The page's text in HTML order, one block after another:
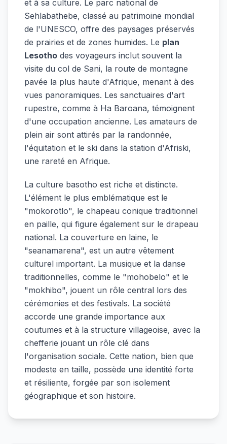
et à sa culture. Le parc national de
Sehlabathebe, classé au patrimoine mondial
de l'UNESCO, offre des paysages préservés
de prairies et de zones humides. Le plan
Lesotho des voyageurs inclut souvent la
visite du col de Sani, la route de montagne
pavée la plus haute d'Afrique, menant à des
vues panoramiques. Les sanctuaires d'art
rupestre, comme à Ha Baroana, témoignent
d'une occupation ancienne. Les amateurs de
plein air sont attirés par la randonnée,
l'équitation et le ski dans la station d'Afriski,
une rareté en Afrique.
La culture basotho est riche et distincte.
L'élément le plus emblématique est le
"mokorotlo", le chapeau conique traditionnel
en paille, qui figure également sur le drapeau
national. La couverture en laine, le
"seanamarena", est un autre vêtement
culturel important. La musique et la danse
traditionnelles, comme le "mohobelo" et le
"mokhibo", jouent un rôle central lors des
cérémonies et des festivals. La société
accorde une grande importance aux
coutumes et à la structure villageoise, avec la
chefferie jouant un rôle clé dans
l'organisation sociale. Cette nation, bien que
modeste en taille, possède une identité forte
et résiliente, forgée par son isolement
géographique et son histoire.